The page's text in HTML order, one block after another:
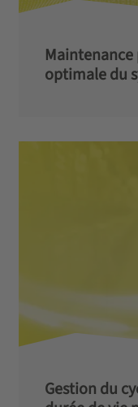
optimale du
Gestion du